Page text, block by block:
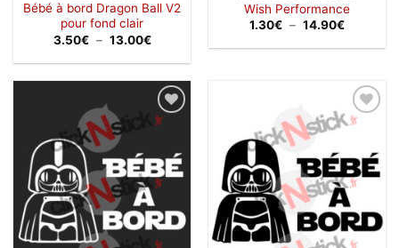
Bébé à bord Dragon Ball V2
pour fond clair
3.50€ – 13.00€Plage
prix :
à
13.00€
Wish Performance
1.30€ – 14.90€Plage
prix :
14.90€
Ajouter
wishlist
Ajouter
wishlist